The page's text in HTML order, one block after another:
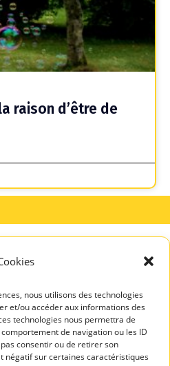
nous utilisons des technologies
et/ou accéder aux informations des
technologies nous permettra de
de navigation ou les ID
consentir ou de retirer son
négatif sur certaines caractéristiques
raison d’être de
légales
de
Leihia
Espace Candidats
Leihia – Bilan de
compétences
Leihia – Coaching